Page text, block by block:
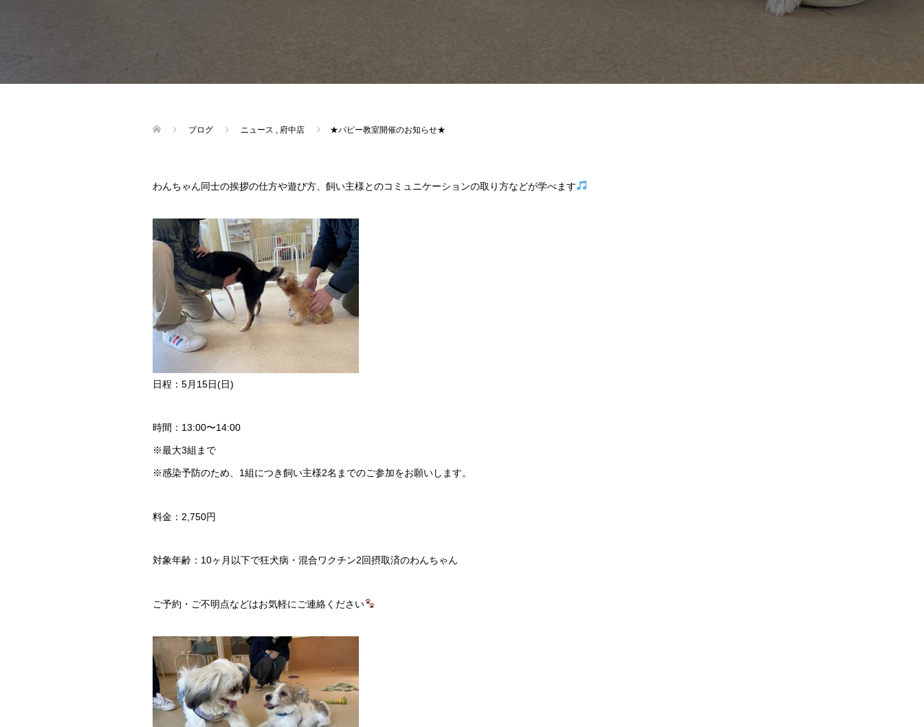
ブログ ニュース 府中店 ★パピー教室開催のお知らせ★
わんちゃん同士の挨拶の仕方や遊び方、飼い主様とのコミュニケーションの取り方などが学べます
日程：5月15日(日)
時間：13:00〜14:00
※最大3組まで
※感染予防のため、1組につき飼い主様2名までのご参加をお願いします。
料金：2,750円
対象年齢：10ヶ月以下で狂犬病・混合ワクチン2回摂取済のわんちゃん
ご予約・ご不明点などはお気軽にご連絡ください